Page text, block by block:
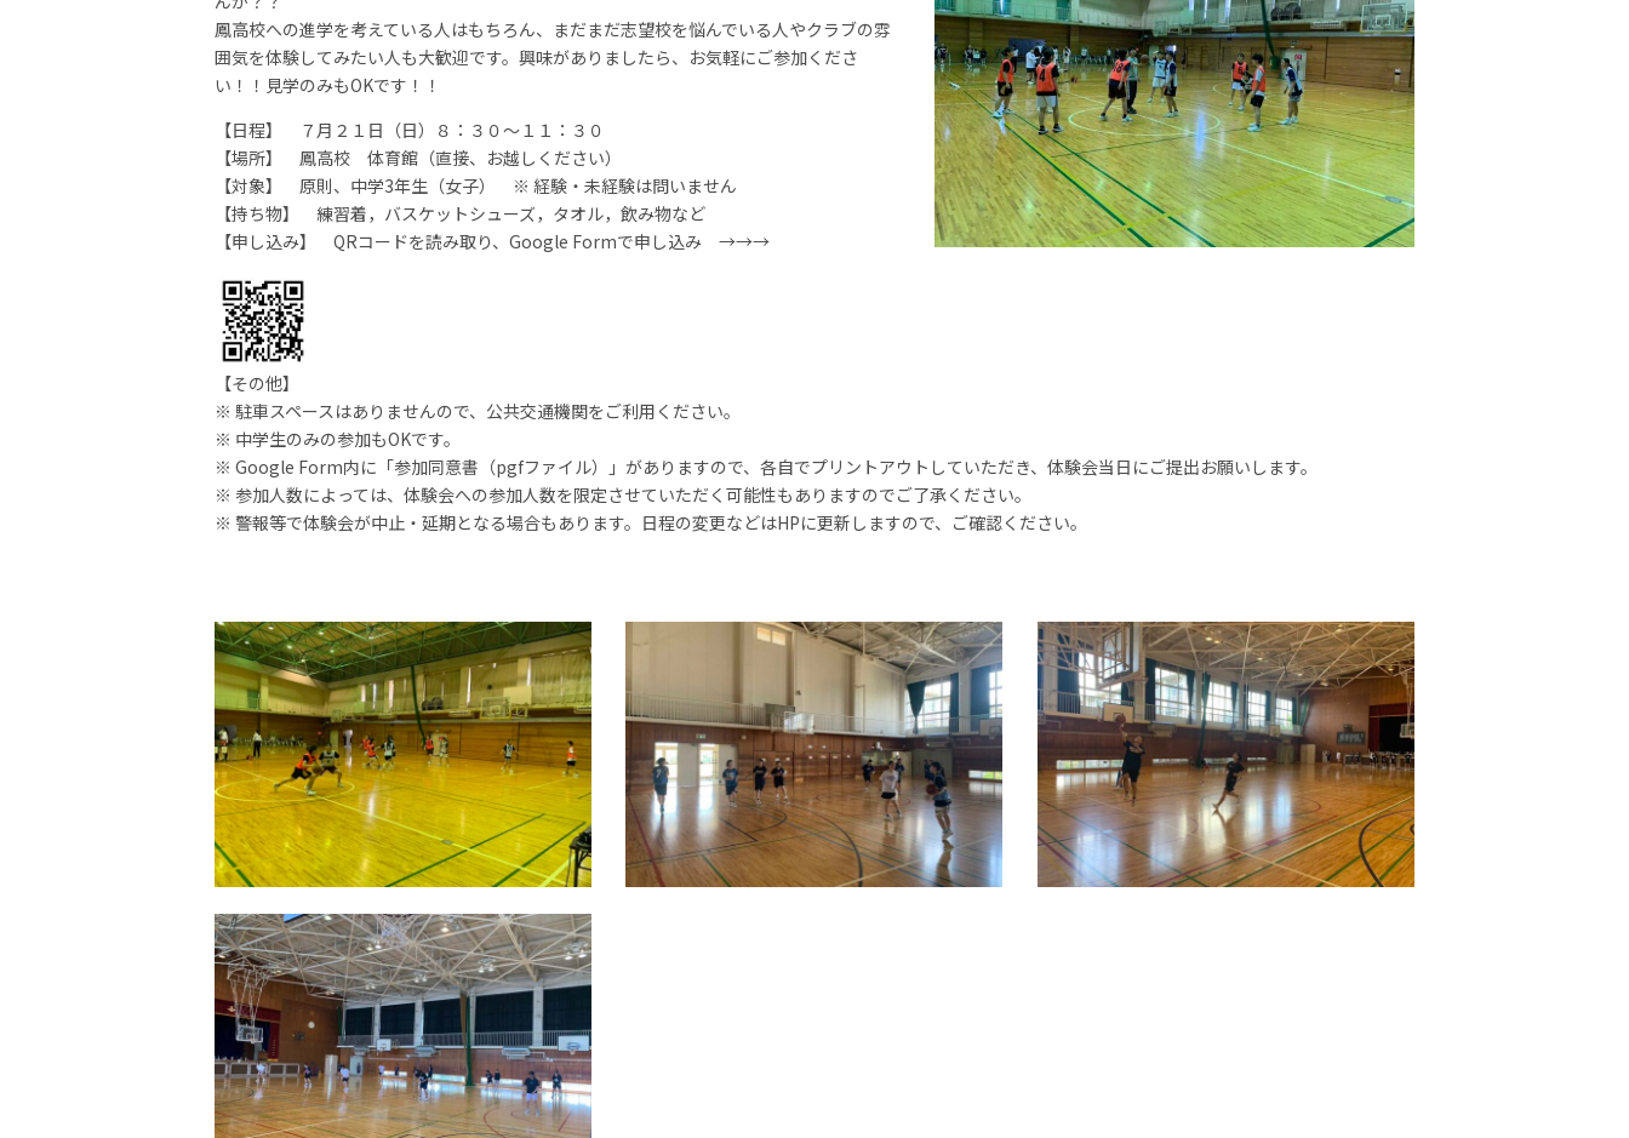
鳳高校への進学を考えている人はもちろん、まだまだ志望校を悩んでいる人やクラブの雰
囲気を体験してみたい人も大歓迎です。興味がありましたら、お気軽にご参加くださ
い！！見学のみもOKです！！
【日程】 ７月２１日（日）８：３０～１１：３０
【場所】 鳳高校 体育館（直接、お越しください）
【対象】 原則、中学3年生（女子） ※ 経験・未経験は問いません
【持ち物】 練習着，バスケットシューズ，タオル，飲み物など
【申し込み】 QRコードを読み取り、Google Formで申し込み →→→
【その他】
※ 駐車スペースはありませんので、公共交通機関をご利用ください。
※ 中学生のみの参加もOKです。
※ Google Form内に「参加同意書（pgfファイル）」がありますので、各自でプリントアウトしていただき、体験会当日にご提出お願いします。
※ 参加人数によっては、体験会への参加人数を限定させていただく可能性もありますのでご了承ください。
※ 警報等で体験会が中止・延期となる場合もあります。日程の変更などはHPに更新しますので、ご確認ください。